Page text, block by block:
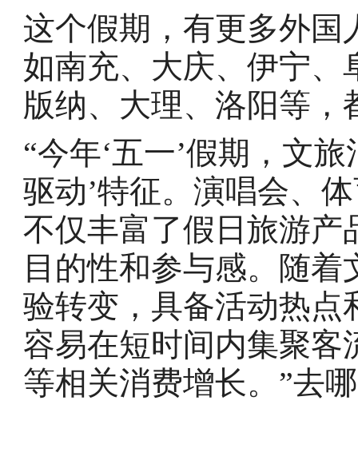
这个假期，有更多外国
如南充、大庆、伊宁、
版纳、大理、洛阳等
“今年‘五一’假期，文
驱动’特征。演唱会、
不仅丰富了假日旅游产
目的性和参与感。随
验转变，具备活动热点
容易在短时间内集聚客
等相关消费增长。”去